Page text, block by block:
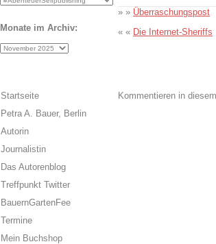
» » Überraschungspost
« « Die Internet-Sheriffs
Kommentieren in
Monate im Archiv:
Startseite
Petra A. Bauer, Berlin
Autorin
Journalistin
Das Autorenblog
Treffpunkt Twitter
BauernGartenFee
Termine
Mein Buchshop